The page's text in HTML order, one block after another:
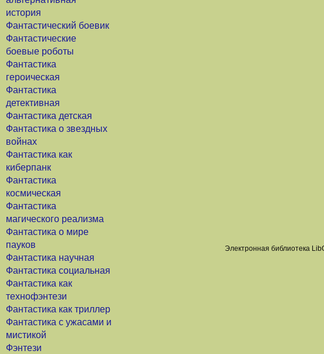
история
Фантастический боевик
Фантастические
боевые роботы
Фантастика
героическая
Фантастика
детективная
Фантастика детская
Фантастика о звездных
войнах
Фантастика как
киберпанк
Фантастика
космическая
Фантастика
магического реализма
Фантастика о мире
пауков
Фантастика научная
Фантастика социальная
Фантастика как
технофэнтези
Фантастика как триллер
Фантастика с ужасами и
мистикой
Фэнтези
Электронная библиотека